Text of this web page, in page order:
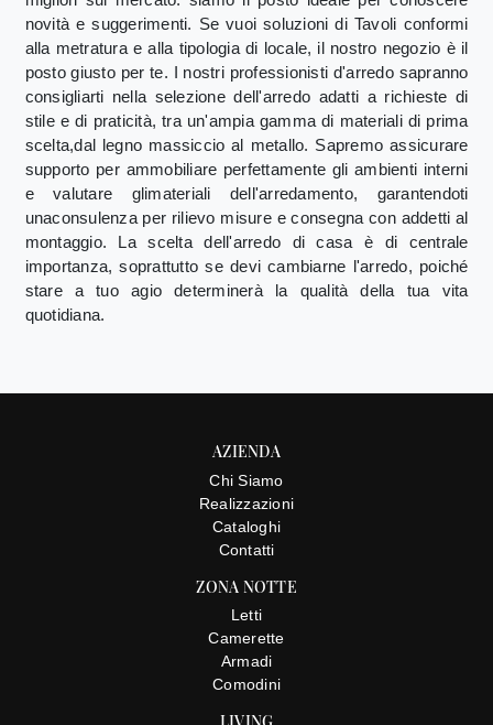
novità e suggerimenti. Se vuoi soluzioni di Tavoli conformi
alla metratura e alla tipologia di locale, il nostro negozio è il
posto giusto per te. I nostri professionisti d'arredo sapranno
consigliarti nella selezione dell'arredo adatti a richieste di
stile e di praticità, tra un'ampia gamma di materiali di prima
scelta,dal legno massiccio al metallo. Sapremo assicurare
supporto per ammobiliare perfettamente gli ambienti interni
e valutare glimateriali dell'arredamento, garantendoti
unaconsulenza per rilievo misure e consegna con addetti al
montaggio. La scelta dell'arredo di casa è di centrale
importanza, soprattutto se devi cambiarne l'arredo, poiché
stare a tuo agio determinerà la qualità della tua vita
quotidiana.
ZONA NOTTE
Letti
Camerette
Armadi
Comodini
AZIENDA
Chi Siamo
Realizzazioni
Cataloghi
Contatti